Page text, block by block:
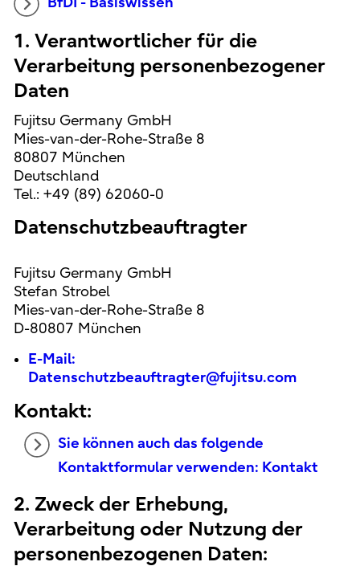
1. Verantwortlicher für die
Verarbeitung personenbezogener
Daten
Fujitsu Germany GmbH
Mies-van-der-Rohe-Straße 8
80807 München
Deutschland
Tel.: +49 (89) 62060-0
Datenschutzbeauftragter
Fujitsu Germany GmbH
Stefan Strobel
Mies-van-der-Rohe-Straße 8
D-80807 München
E-Mail:
Datenschutzbeauftragter@fujitsu.com
Kontakt:
Sie können auch das folgende
Kontaktformular verwenden: Kontakt
2. Zweck der Erhebung,
Verarbeitung oder Nutzung der
personenbezogenen Daten: